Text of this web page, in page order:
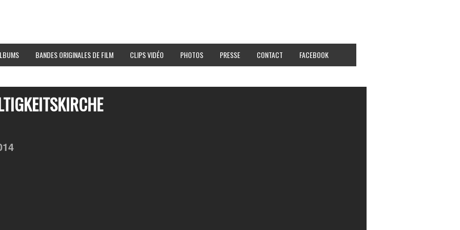
BANDES ORIGINALES DE FILM CLIPS VIDÉO PHOTOS PRESSE CONTACT FACEBOOK